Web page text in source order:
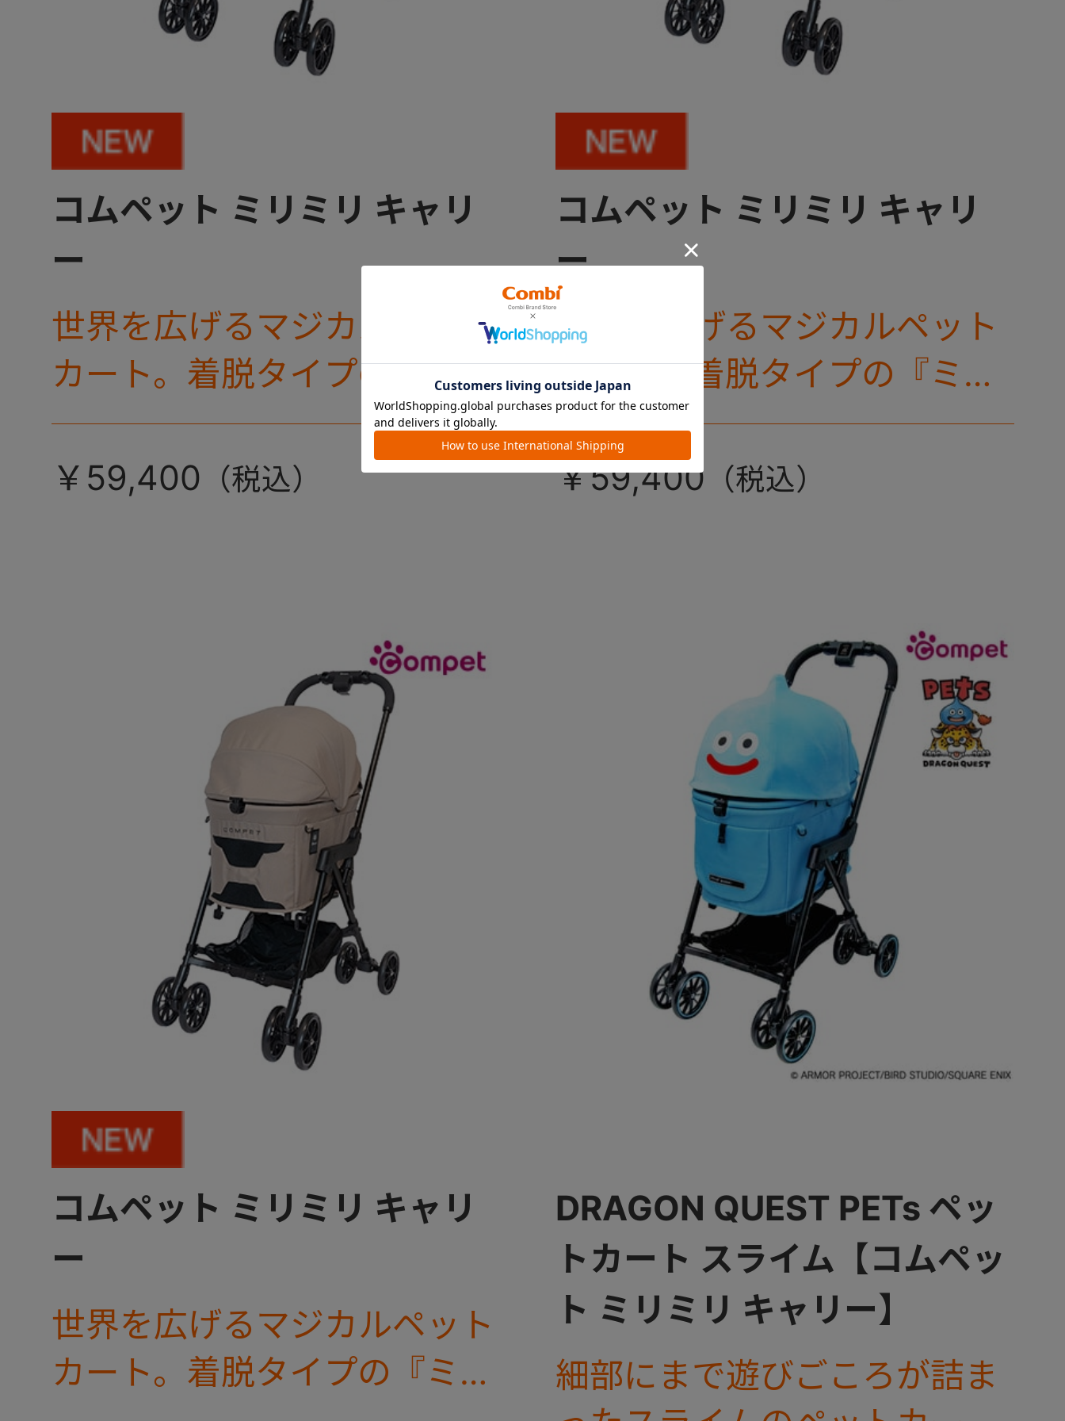
コムペット ミリミリ キャリ
ー
世界を広げるマジカルペット
カート。着脱タイプの『ミリ
ミリ キャリー』 からアース
カラーが登場！
￥59,400
コムペット ミリミリ キャリ
ー
世界を広げるマジカルペット
カート。着脱タイプの『ミリ
ミリ キャリー』 からアース
カラーが登場！
￥59,400
コムペット ミリミリ キャリ
ー
世界を広げるマジカルペット
カート。着脱タイプの『ミリ
DRAGON QUEST PETs ペッ
トカート スライム【コムペッ
ト ミリミリ キャリー】
細部にまで遊びごころが詰ま